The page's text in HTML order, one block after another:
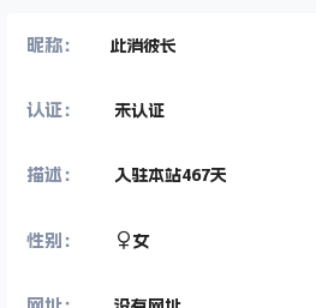
昵称： 此消彼长
认证： 未认证
描述： 入驻本站467天
性别： 女